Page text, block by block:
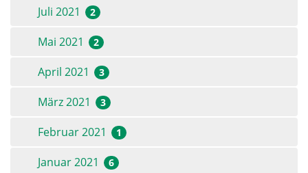
Juli 2021 2
Mai 2021 2
April 2021 3
März 2021 3
Februar 2021 1
Januar 2021 6